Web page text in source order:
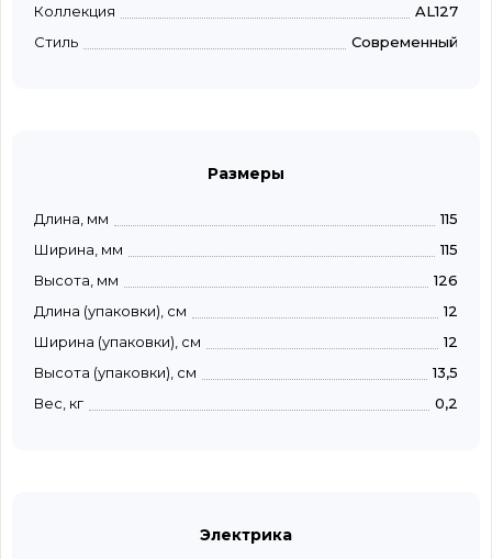
Коллекция
AL127
Стиль
Современный
Размеры
Длина, мм
115
Ширина, мм
115
Высота, мм
126
Длина (упаковки), см
12
Ширина (упаковки), см
12
Высота (упаковки), см
13,5
Вес, кг
0,2
Электрика